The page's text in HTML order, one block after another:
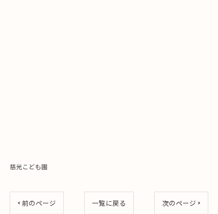
慈光こども園
< 前のページ 一覧に戻る 次のページ >